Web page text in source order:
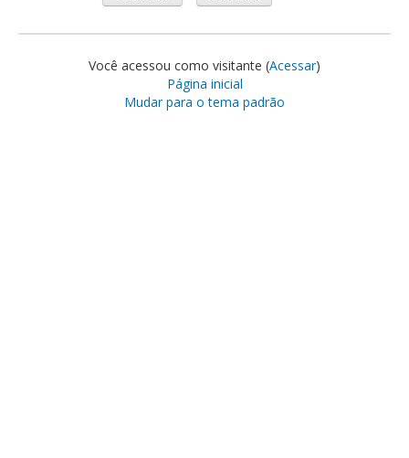
Você acessou como visitante (Acessar)
Página inicial
Mudar para o tema padrão